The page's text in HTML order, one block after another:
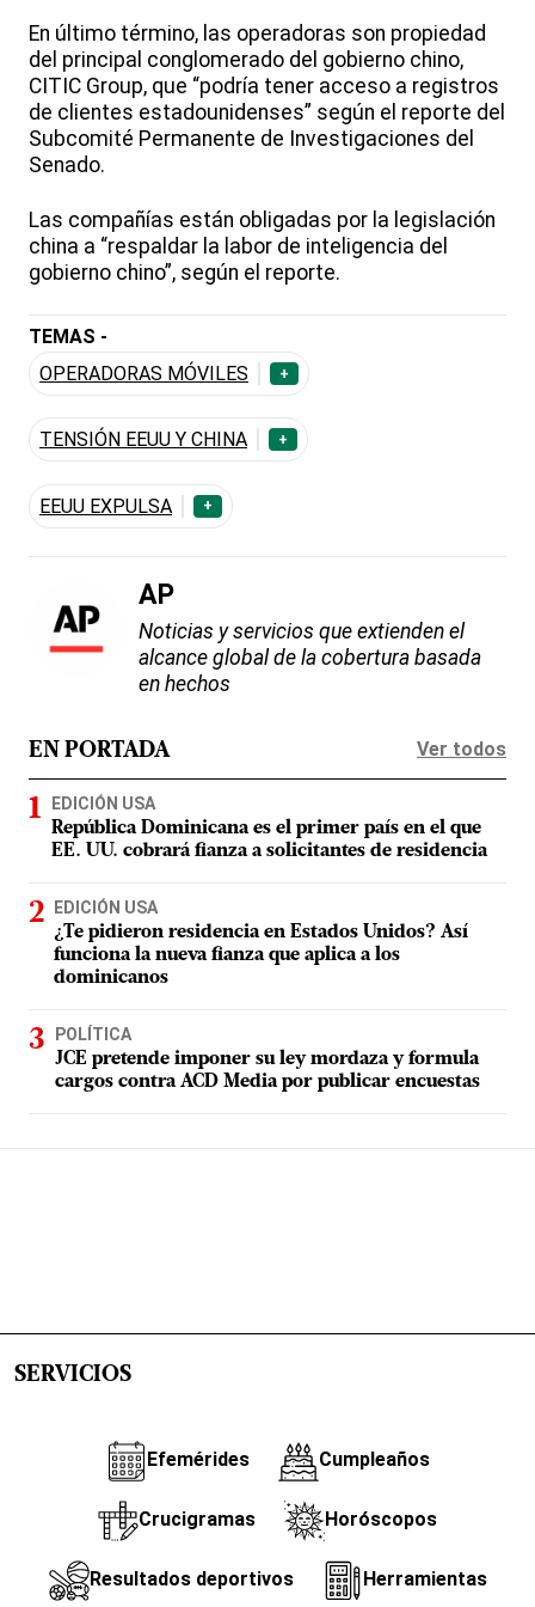
En último término, las operadoras son propiedad
del principal conglomerado del gobierno chino,
CITIC Group, que “podría tener acceso a registros
de clientes estadounidenses” según el reporte del
Subcomité Permanente de Investigaciones del
Senado.
Las compañías están obligadas por la legislación
china a “respaldar la labor de inteligencia del
gobierno chino”, según el reporte.
TEMAS -
OPERADORAS MÓVILES
+
TENSIÓN EEUU Y CHINA +
EEUU EXPULSA +
AP
Noticias y servicios que extienden el
alcance global de la cobertura basada
en hechos
EN PORTADA Ver todos
EDICIÓN USA
República Dominicana es el primer país en el que
EE. UU. cobrará fianza a solicitantes de residencia
EDICIÓN USA
¿Te pidieron residencia en Estados Unidos? Así
funciona la nueva fianza que aplica a los
dominicanos
POLÍTICA
JCE pretende imponer su ley mordaza y formula
cargos contra ACD Media por publicar encuestas
SERVICIOS
Efemérides Cumpleaños
Crucigramas Horóscopos
Resultados deportivos Herramientas